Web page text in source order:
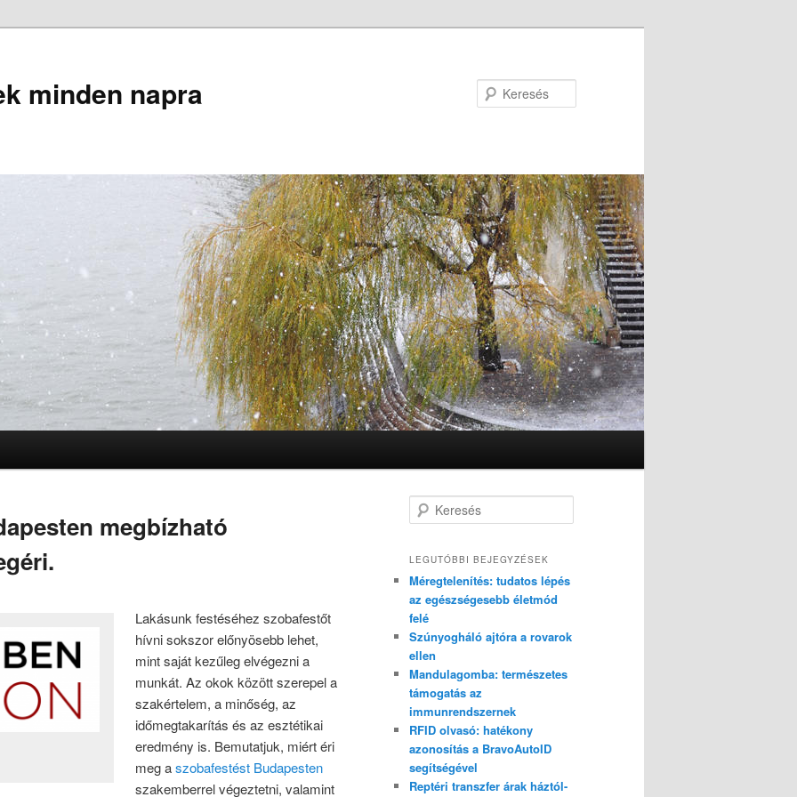
minden napra
megbízható
Lakásunk festéséhez szobafestőt
hívni sokszor előnyösebb lehet,
mint saját kezűleg elvégezni a
munkát. Az okok között szerepel a
szakértelem, a minőség, az
időmegtakarítás és az esztétikai
eredmény is. Bemutatjuk, miért éri
meg aszobafestést Budapesten
szakemberrel végeztetni, valamint
e
e
é
s
LEGUTÓBBI BEJEGYZÉSEK
Méregtelenítés: tudatos lépés
az egészségesebb életmód
felé
Szúnyogháló ajtóra a rovarok
ellen
Mandulagomba: természetes
támogatás az
immunrendszernek
RFID olvasó: hatékony
azonosítás a BravoAutoID
segítségével
Reptéri transzfer árak háztól-